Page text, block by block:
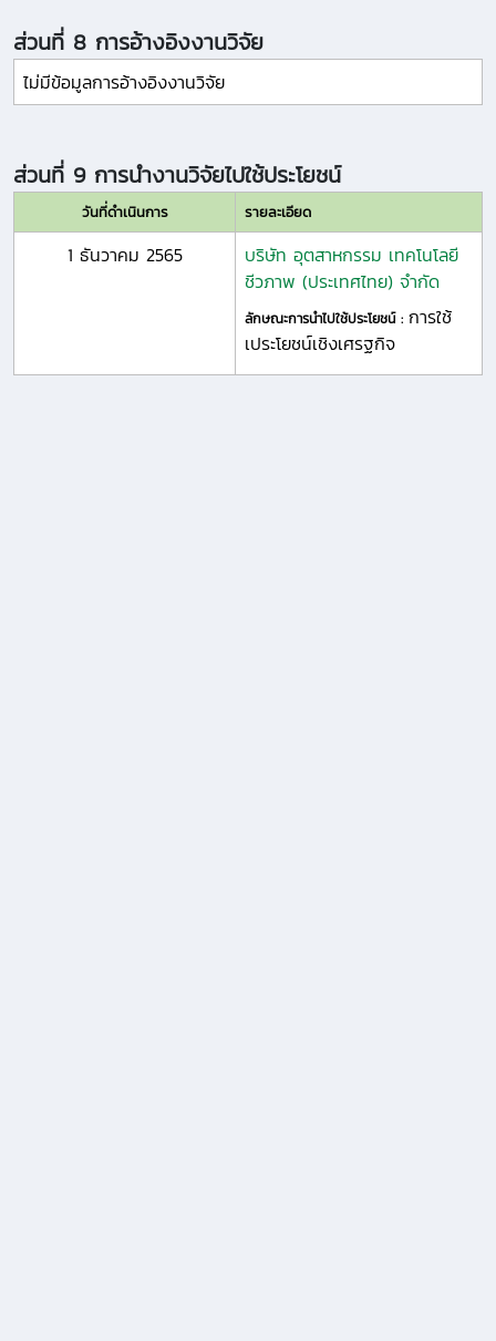
ส่วนที่ 8 การอ้างอิงงานวิจัย
ไม่มีข้อมูลการอ้างอิงงานวิจัย
ส่วนที่ 9 การนำงานวิจัยไปใช้ประโยชน์
วันที่ดำเนินการ รายละเอียด
1 ธันวาคม 2565
บริษัท อุตสาหกรรม เทคโนโลยี
ชีวภาพ (ประเทศไทย) จำกัด
ลักษณะการนำไปใช้ประโยชน์ : การใช้
เประโยชน์เชิงเศรฐกิจ